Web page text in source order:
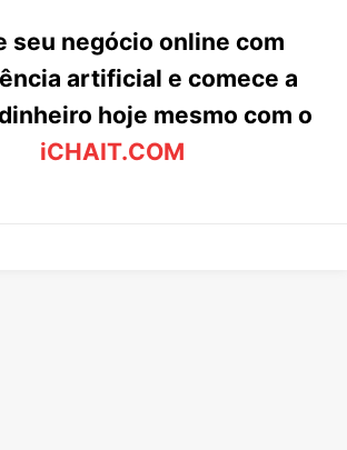
seu negócio online com
artificial e comece a
hoje mesmo com o
iCHAIT.COM